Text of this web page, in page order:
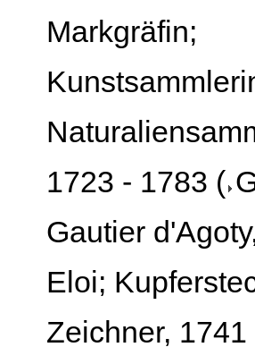
Markgräfin;
1723 - 1783 (
Gautier
Eloi;
Zeichner,